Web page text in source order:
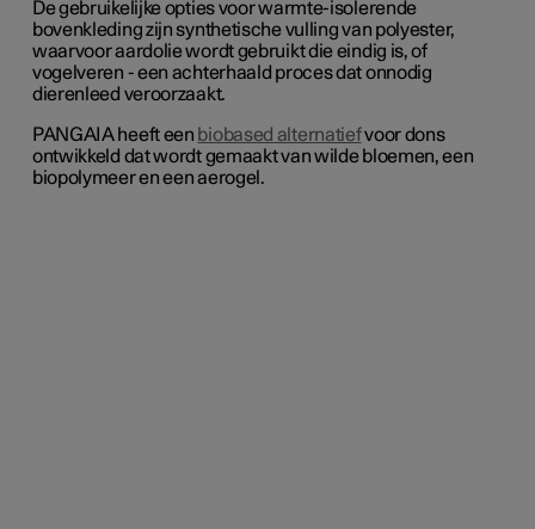
De gebruikelijke opties voor warmte-isolerende
bovenkleding zijn synthetische vulling van polyester,
waarvoor aardolie wordt gebruikt die eindig is, of
vogelveren - een achterhaald proces dat onnodig
dierenleed veroorzaakt.
PANGAIA heeft een biobased alternatiefvoor dons
ontwikkeld dat wordt gemaakt van wilde bloemen, een
biopolymeer en een aerogel.